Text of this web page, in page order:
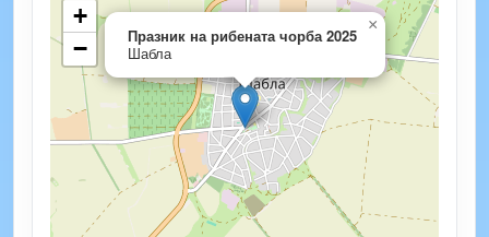
Празник на рибената чорба 2025
Шабла
×
+
−